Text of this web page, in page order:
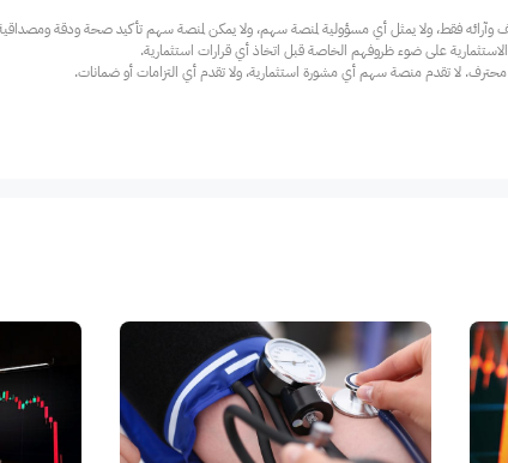
لا تقدم منصة سهم أي مشورة استثمارية، ولا تقدم أي التزامات أو ضمانات.